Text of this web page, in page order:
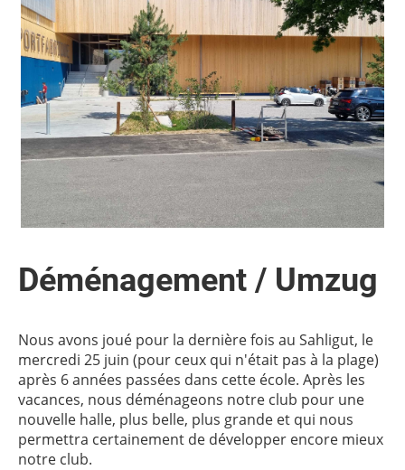
Déménagement / Umzug
Nous avons joué pour la dernière fois au Sahligut, le
mercredi 25 juin (pour ceux qui n'était pas à la plage)
après 6 années passées dans cette école. Après les
vacances, nous déménageons notre club pour une
nouvelle halle, plus belle, plus grande et qui nous
permettra certainement de développer encore mieux
notre club.